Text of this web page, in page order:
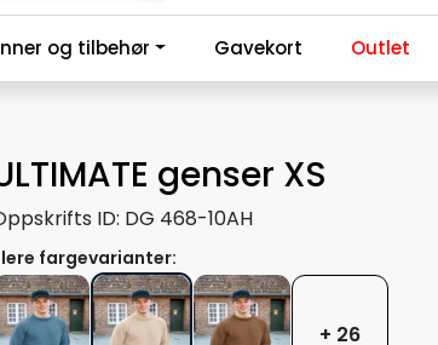
og tilbehør Gavekort Outlet
genser XS
ID: DG 468-10AH
fargevarianter:
+ 26